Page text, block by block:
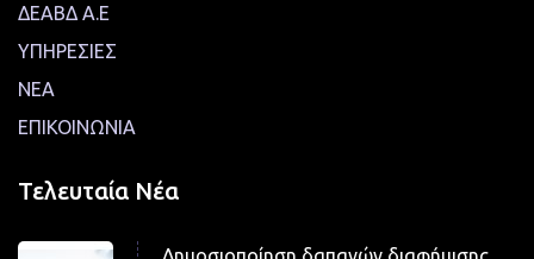
ΔΕΑΒΔ Α.Ε
ΥΠΗΡΕΣΙΕΣ
ΝΕΑ
ΕΠΙΚΟΙΝΩΝΙΑ
Τελευταία Νέα